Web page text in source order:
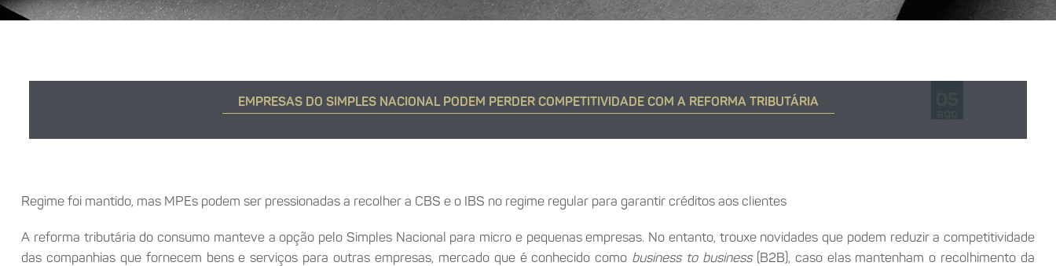
EMPRESAS DO SIMPLES NACIONAL PODEM PERDER COMPETITIVIDADE COM A REFORMA TRIBUTÁRIA
Regime foi mantido, mas MPEs podem ser pressionadas a recolher a CBS e o IBS no regime regular para garantir créditos aos clientes
A reforma tributária do consumo manteve a opção pelo Simples Nacional para micro e pequenas empresas. No entanto, trouxe novidades que podem reduzir a competitividade
das companhias que fornecem bens e serviços para outras empresas, mercado que é conhecido como business to business(B2B), caso elas mantenham o recolhimento da